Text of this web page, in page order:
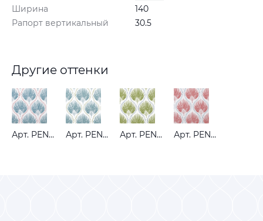
Ширина
140
Рапорт вертикальный
30.5
Другие оттенки
Арт. PENELOPE DENIM Арт. PENELOPE LAGOON Арт. PENELOPE OLIVE Арт. PENELOPE STRAWBERRY